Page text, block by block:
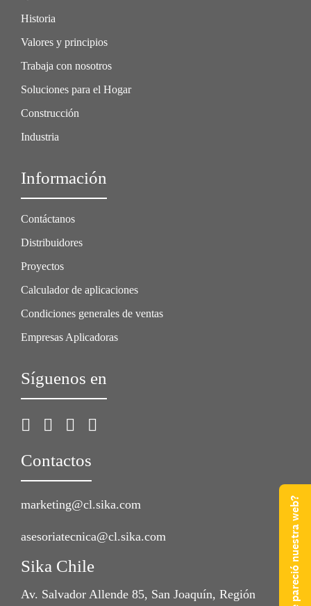
Historia
Valores y principios
Trabaja con nosotros
Soluciones para el Hogar
Construcción
Industria
Información
Contáctanos
Distribuidores
Proyectos
Calculador de aplicaciones
Condiciones generales de ventas
Empresas Aplicadoras
Síguenos en
Contactos
marketing@cl.sika.com
asesoriatecnica@cl.sika.com
Sika Chile
Av. Salvador Allende 85, San Joaquín, Región
¿Qué te pareció nuestra web?